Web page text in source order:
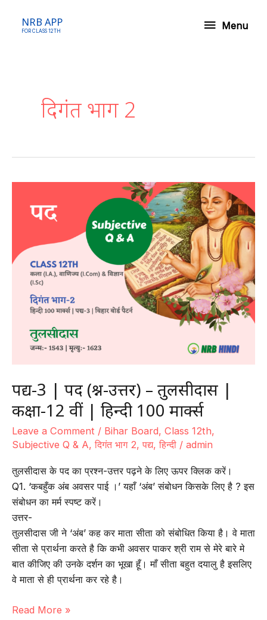
NRB APP
FOR CLASS 12TH Menu
Menu
दिगंत भाग 2
पद्य-3 | पद (प्रश्न-उत्तर) – तुलसीदास |
कक्षा-12 वीं | हिन्दी 100 मार्क्स
Leave a Comment / Bihar Board, Class 12th,
Subjective Q & A, दिगंत भाग 2, पद्य, हिन्दी / admin
तुलसीदास के पद का प्रश्न-उत्तर पढ़ने के लिए ऊपर क्लिक करें।
Q1. ‘कबहुँक अंब अवसर पाई ।’ यहाँ ‘अंब’ संबोधन किसके लिए है ? इस
संबोधन का मर्म स्पष्ट करें।
उत्तर-
तुलसीदास जी ने ‘अंब’ कह कर माता सीता को संबोधित किया है। वे माता
सीता से प्रार्थना करते है कि कभी अवसर पाकर श्री राम से मेरे बारे मे
बात कीजिए की उनके दर्शन का भूखा हूँ। माँ सीता बहुत दयालु है इसलिए
वे माता से ही प्रार्थना कर रहे है।
पद्य-3
Read More »
Download NRB App